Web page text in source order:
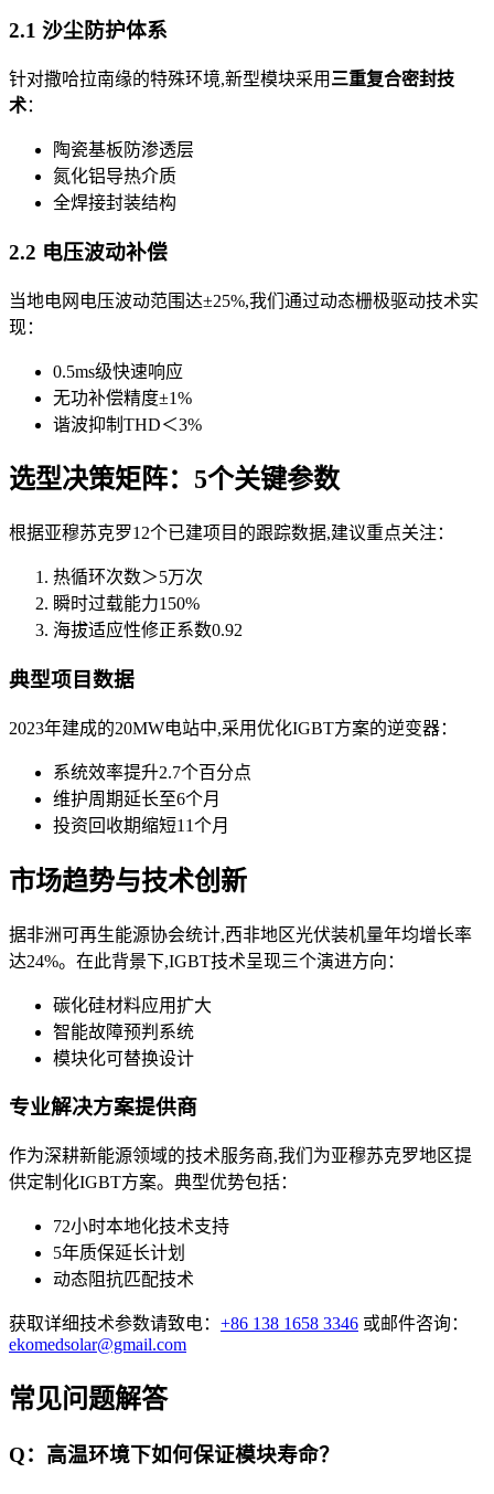
2.1 沙尘防护体系
针对撒哈拉南缘的特殊环境,新型模块采用 三重复合密封技
术：
陶瓷基板防渗透层
氮化铝导热介质
全焊接封装结构
2.2 电压波动补偿
当地电网电压波动范围达±25%,我们通过动态栅极驱动技术实
现：
0.5ms级快速响应
无功补偿精度±1%
谐波抑制THD＜3%
选型决策矩阵：5个关键参数
根据亚穆苏克罗12个已建项目的跟踪数据,建议重点关注：
热循环次数＞5万次
瞬时过载能力150%
海拔适应性修正系数0.92
典型项目数据
2023年建成的20MW电站中,采用优化IGBT方案的逆变器：
系统效率提升2.7个百分点
维护周期延长至6个月
投资回收期缩短11个月
市场趋势与技术创新
据非洲可再生能源协会统计,西非地区光伏装机量年均增长率
达24%。在此背景下,IGBT技术呈现三个演进方向：
碳化硅材料应用扩大
智能故障预判系统
模块化可替换设计
专业解决方案提供商
作为深耕新能源领域的技术服务商,我们为亚穆苏克罗地区提
供定制化IGBT方案。典型优势包括：
72小时本地化技术支持
5年质保延长计划
动态阻抗匹配技术
获取详细技术参数请致电： +86 138 1658 3346 或邮件咨询：
ekomedsolar@gmail.com
常见问题解答
Q：高温环境下如何保证模块寿命？